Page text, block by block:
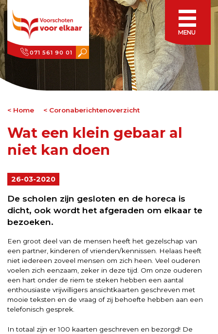
071 561 90 01
Home Coronaberichtenoverzicht
Wat een klein gebaar al
niet kan doen
26-03-2020
De scholen zijn gesloten en de horeca is
dicht, ook wordt het afgeraden om elkaar te
bezoeken.
Een groot deel van de mensen heeft het gezelschap van
een partner, kinderen of vrienden/kennissen. Helaas heeft
niet iedereen zoveel mensen om zich heen. Veel ouderen
voelen zich eenzaam, zeker in deze tijd. Om onze ouderen
een hart onder de riem te steken hebben een aantal
enthousiaste vrijwilligers ansichtkaarten geschreven met
mooie teksten en de vraag of zij behoefte hebben aan een
telefonisch gesprek.
In totaal zijn er 100 kaarten geschreven en bezorgd! De
MENU